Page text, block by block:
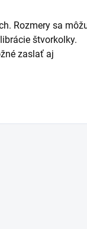
Rozmery sa
štvorkolky.
zaslať aj